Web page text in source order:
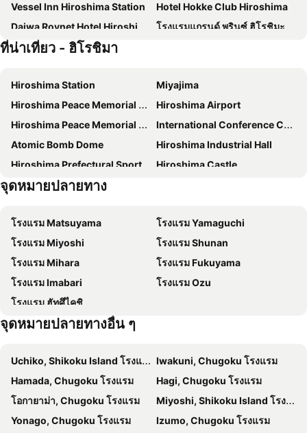
Vessel Inn Hiroshima Station
Hotel Hokke Club Hiroshima
Daiwa Roynet Hotel Hiroshima
โรงแรมแกรนด์ พรินซ์ ฮิโรชิมะ
HOTEL LiVEMAX Hiroshima Funairimachi Riverside
โรงแรมฮิโรชิมะ อินเทลลิเจนท์ เมน แอนด์ นิว บิลดิ้ง
Green Rich Hotel Hiroshima Shinkansenguchi (Artificial hot spring Futamata Yunohana)
แกรนด์ ซาวน่า ฮิโรชิม่า
Capsule Hotel Cube Hiroshima
Hotel Kuretakeso Hiroshima Otemachi
โรงแรมเดอะรอยัลพาร์ค ฮิโรชิมะ ริเวอร์ไซด์
Hilton Hiroshima
Via Inn Hiroshima Shinkansenguchi
Sotetsu Fresa Inn Hiroshima
Smile Hotel Hiroshima
Candeo Hotels Hiroshima Hatchobori
Hotel S-Plus Hiroshima Peace Park
โรงแรมมิทซุย การ์เดน ฮิโรชิมะ
Urbain Hiroshima Central
Urbain Hiroshima Executive
Hotel Intergate Hiroshima
ANA Crowne Plaza Hiroshima by IHG
HOTEL GRANVIA HIROSHIMA SOUTH GATE
Hiroshima Grand Intelligent Hotel
HOTEL CLA-SS HIROSHIMA-TOKAICHI
Hotel Origin
ビジネスホテル ごとう＠ＮＥＴ
Kure Morisawa Hotel
ที่น่าเที่ยว - ฮิโรชิมา
Hiroshima Station
Miyajima
Hiroshima Peace Memorial Park
Hiroshima Airport
Hiroshima Peace Memorial Museum
International Conference Center Hiroshima
Atomic Bomb Dome
Hiroshima Industrial Hall
Hiroshima Prefectural Sports Center
Hiroshima Castle
Shukkei-en Garden
จุดหมายปลายทาง
โรงแรม Matsuyama
โรงแรม Yamaguchi
โรงแรม Miyoshi
โรงแรม Shunan
โรงแรม Mihara
โรงแรม Fukuyama
โรงแรม Imabari
โรงแรม Ozu
โรงแรม ฮัทศึไคชิ
จุดหมายปลายทางอื่น ๆ
Uchiko, Shikoku Island โรงแรม
Iwakuni, Chugoku โรงแรม
Hamada, Chugoku โรงแรม
Hagi, Chugoku โรงแรม
โอกายาม่า, Chugoku โรงแรม
Miyoshi, Shikoku Island โรงแรม
Yonago, Chugoku โรงแรม
Izumo, Chugoku โรงแรม